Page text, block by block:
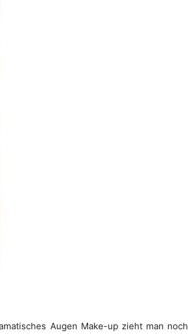
Augen Make-up zieht man noch